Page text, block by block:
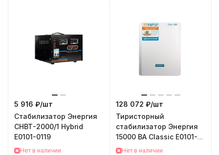
5 916 ₽/шт
Стабилизатор Энергия
CНВТ-2000/1 Hybrid
Е0101-0119
Нет в наличии
128 072 ₽/шт
Тиристорный
стабилизатор Энергия
15000 ВА Classic Е0101-
0100Нет в наличии